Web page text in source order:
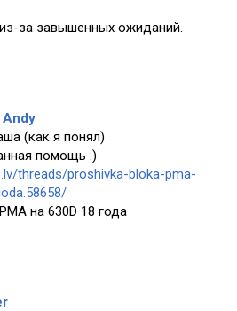
за завышенных ожиданий.
Andy
(как я понял)
помощь :)
threads/proshivka-bloka-pma-
на 630D 18 года